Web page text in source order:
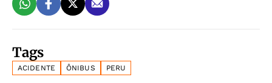
Tags
ACIDENTE ÔNIBUS PERU